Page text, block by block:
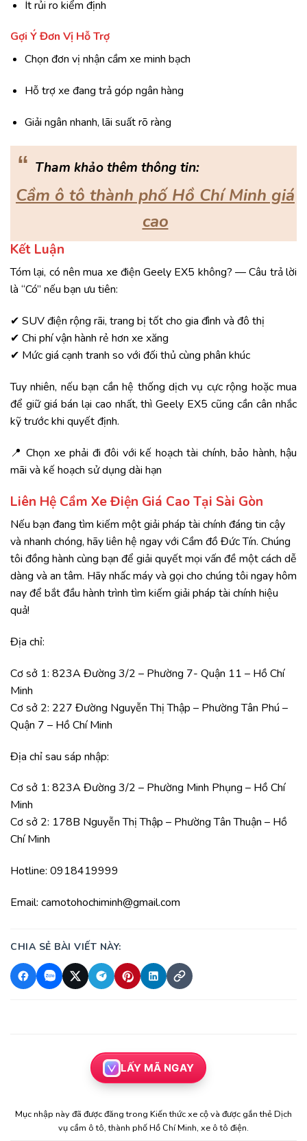
Ít rủi ro kiểm định
Gợi Ý Đơn Vị Hỗ Trợ
Chọn đơn vị nhận cầm xe minh bạch
Hỗ trợ xe đang trả góp ngân hàng
Giải ngân nhanh, lãi suất rõ ràng
“ Tham khảo thêm thông tin:
Cầm ô tô thành phố Hồ Chí Minh giá
cao
Kết Luận
Tóm lại, có nên mua xe điện Geely EX5 không? — Câu trả lời
là “Có” nếu bạn ưu tiên:
✔ SUV điện rộng rãi, trang bị tốt cho gia đình và đô thị
✔ Chi phí vận hành rẻ hơn xe xăng
✔ Mức giá cạnh tranh so với đối thủ cùng phân khúc
Tuy nhiên, nếu bạn cần hệ thống dịch vụ cực rộng hoặc mua
để giữ giá bán lại cao nhất, thì Geely EX5 cũng cần cân nhắc
kỹ trước khi quyết định.
📍 Chọn xe phải đi đôi với kế hoạch tài chính, bảo hành, hậu
mãi và kế hoạch sử dụng dài hạn
Liên Hệ Cầm Xe Điện Giá Cao Tại Sài Gòn
Nếu bạn đang tìm kiếm một giải pháp tài chính đáng tin cậy
và nhanh chóng, hãy liên hệ ngay với Cầm đồĐức Tín. Chúng
tôi đồng hành cùng bạn để giải quyết mọi vấn đề một cách dễ
dàng và an tâm. Hãy nhấc máy và gọi cho chúng tôi ngay hôm
nay để bắt đầu hành trình tìm kiếm giải pháp tài chính hiệu
quả!
Địa chỉ:
Cơ sở 1: 823A Đường 3/2 – Phường 7- Quận 11 – Hồ Chí
Minh
Cơ sở 2: 227 Đường Nguyễn Thị Thập – Phường Tân Phú –
Quận 7 – Hồ Chí Minh
Địa chỉ sau sáp nhập:
Cơ sở 1: 823A Đường 3/2 – Phường Minh Phụng – Hồ Chí
Minh
Cơ sở 2: 178B Nguyễn Thị Thập – Phường Tân Thuận – Hồ
Chí Minh
Hotline: 0918419999
Email: camotohochiminh@gmail.com
CHIA SẺ BÀI VIẾT NÀY:
LẤY MÃ NGAY
Mục nhập này đã được đăng trong Kiến thức xe cộvà được gắn thẻDịch
vụ cầm ô tô,thành phố Hồ Chí Minh, xe ô tô điện.